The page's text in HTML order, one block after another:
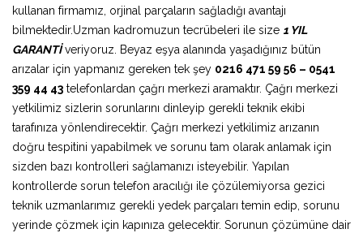
kullanan firmamız, orjinal parçaların sağladığı avantajı
bilmektedir.Uzman kadromuzun tecrübeleri ile size 1 YIL
GARANTİveriyoruz. Beyaz eşya alanında yaşadığınız bütün
arızalar için yapmanız gereken tek şey 0216 471 59 56 – 0541
359 44 43 telefonlardan çağrı merkezi aramaktır. Çağrı merkezi
yetkilimiz sizlerin sorunlarını dinleyip gerekli teknik ekibi
tarafınıza yönlendirecektir. Çağrı merkezi yetkilimiz arızanın
doğru tespitini yapabilmek ve sorunu tam olarak anlamak için
sizden bazı kontrolleri sağlamanızı isteyebilir. Yapılan
kontrollerde sorun telefon aracılığı ile çözülemiyorsa gezici
teknik uzmanlarımız gerekli yedek parçaları temin edip, sorunu
yerinde çözmek için kapınıza gelecektir. Sorunun çözümüne dair